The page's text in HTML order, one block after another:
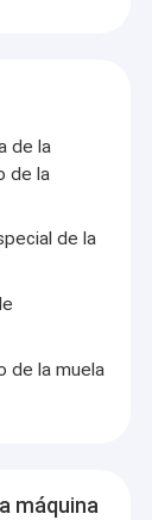
de la
de la
de la
de la muela
máquina